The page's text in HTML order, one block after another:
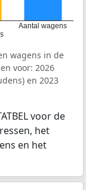
Aantal wagens
wagens in de
voor: 2026
en 2023
voor de
het
en het